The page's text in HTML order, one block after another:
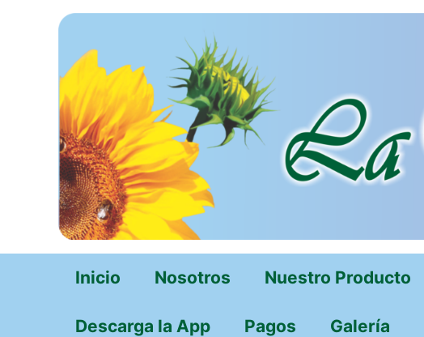
Inicio Nosotros Nuestro Producto
Descarga la App Pagos Galería